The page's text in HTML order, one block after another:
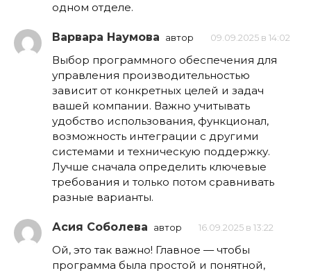
одном отделе.
Варвара Наумова автор 09.09.2025 в 14:02
Выбор программного обеспечения для
управления производительностью
зависит от конкретных целей и задач
вашей компании. Важно учитывать
удобство использования, функционал,
возможность интеграции с другими
системами и техническую поддержку.
Лучше сначала определить ключевые
требования и только потом сравнивать
разные варианты.
Асия Соболева автор 16.09.2025 в 13:22
Ой, это так важно! Главное — чтобы
программа была простой и понятной,